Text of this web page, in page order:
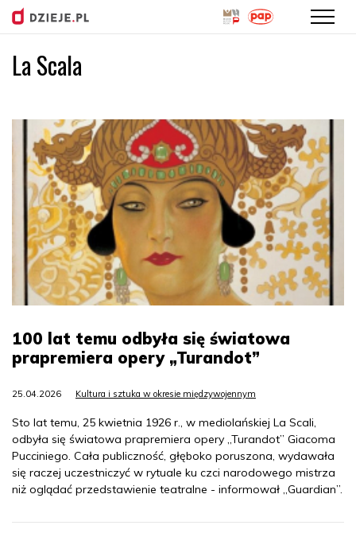
La Scala
100 lat temu odbyła się światowa
prapremiera opery „Turandot”
25.04.2026 Kultura i sztuka w okresie międzywojennym
Sto lat temu, 25 kwietnia 1926 r., w mediolańskiej La Scali,
odbyła się światowa prapremiera opery „Turandot” Giacoma
Pucciniego. Cała publiczność, głęboko poruszona, wydawała
się raczej uczestniczyć w rytuale ku czci narodowego mistrza
niż oglądać przedstawienie teatralne - informował „Guardian”.